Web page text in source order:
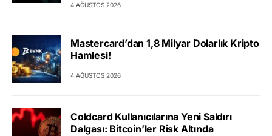
4 AĞUSTOS 2026
Mastercard’dan 1,8 Milyar Dolarlık Kripto
Hamlesi!
4 AĞUSTOS 2026
Coldcard Kullanıcılarına Yeni Saldırı
Dalgası: Bitcoin’ler Risk Altında